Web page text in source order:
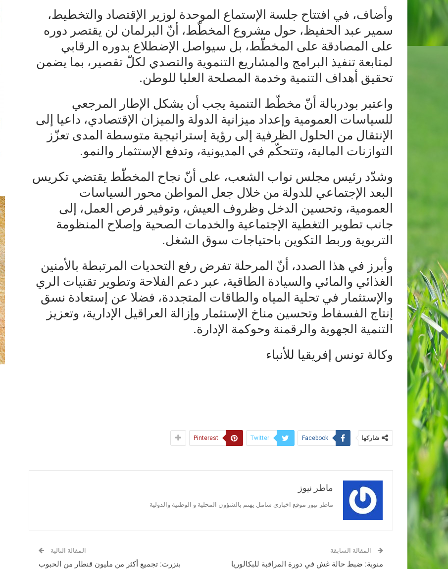
وأضاف، في افتتاح جلسة الإستماع الموحدة لوزير الإقتصاد والتخطيط،
سمير عبد الحفيظ، حول مشروع المخطّط، أنّ البرلمان لن يقتصر دوره
على المصادقة على المخطّط، بل سيواصل الإضطلاع بدوره الرقابي
لمتابعة تنفيذ البرامج والمشاريع التنموية والتصدي لكلّ تقصير، بما يضمن
تحقيق أهداف التنمية وخدمة المصلحة العليا للوطن.
واعتبر بودربالة أنّ مخطّط التنمية يجب أن يشكل الإطار المرجعي
للسياسات العمومية وإعداد ميزانية الدولة والميزان الإقتصادي، داعيا إلى
الإنتقال من الحلول الظرفية إلى رؤية إستراتيجية متوسطة المدى تعزّز
التوازنات المالية، وتتحكّم في المديونية، وتدفع الإستثمار والنمو.
وشدّد رئيس مجلس نواب الشعب، على أنّ نجاح المخطّط يقتضي تكريس
البعد الإجتماعي للدولة من خلال جعل المواطن محور السياسات
العمومية، وتحسين الدخل وظروف العيش، وتوفير فرص العمل، إلى
جانب تطوير التغطية الإجتماعية والخدمات الصحية وإصلاح المنظومة
التربوية وربط التكوين باحتياجات سوق الشغل.
وأبرز في هذا الصدد، أنّ المرحلة تفرض رفع التحديات المرتبطة بالأمنين
الغذائي والمائي والسيادة الطاقية، عبر دعم الفلاحة وتطوير تقنيات الري
والإستثمار في تحلية المياه والطاقات المتجددة، فضلا عن إستعادة نسق
إنتاج الفسفاط وتحسين مناخ الإستثمار وإزالة العراقيل الإدارية، وتعزيز
التنمية الجهوية والرقمنة وحوكمة الإدارة.
وكالة تونس إفريقيا للأنباء
شاركها Facebook
Twitter
Pinterest
ماطر نيوز
ماطر نيوز موقع اخباري شامل يهتم بالشؤون المحلية و الوطنية والدولية
المقالة السابقة
منوبة: ضبط حالة غش في دورة المراقبة للبكالوريا
المقالة التالية
بنزرت: تجميع أكثر من مليون قنطار من الحبوب